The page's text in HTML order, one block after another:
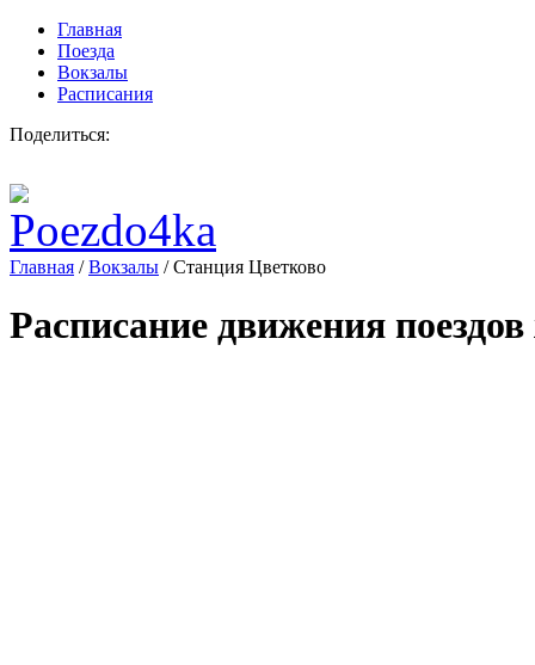
Главная
Поезда
Вокзалы
Расписания
Поделиться:
Главная /Вокзалы /Станция Цветково
Расписание движения